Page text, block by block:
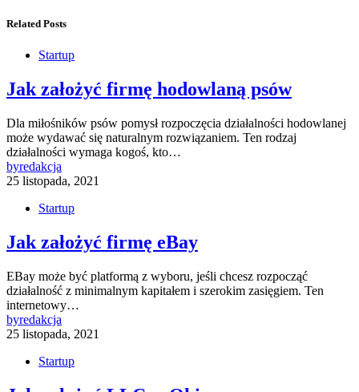
Related Posts
Startup
Jak założyć firmę hodowlaną psów
Dla miłośników psów pomysł rozpoczęcia działalności hodowlanej
może wydawać się naturalnym rozwiązaniem. Ten rodzaj
działalności wymaga kogoś, kto…
byredakcja
25 listopada, 2021
Startup
Jak założyć firmę eBay
EBay może być platformą z wyboru, jeśli chcesz rozpocząć
działalność z minimalnym kapitałem i szerokim zasięgiem. Ten
internetowy…
byredakcja
25 listopada, 2021
Startup